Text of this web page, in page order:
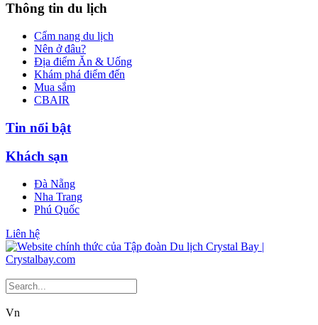
Thông tin du lịch
Cẩm nang du lịch
Nên ở đâu?
Địa điểm Ăn & Uống
Khám phá điểm đến
Mua sắm
CBAIR
Tin nổi bật
Khách sạn
Đà Nẵng
Nha Trang
Phú Quốc
Liên hệ
Vn